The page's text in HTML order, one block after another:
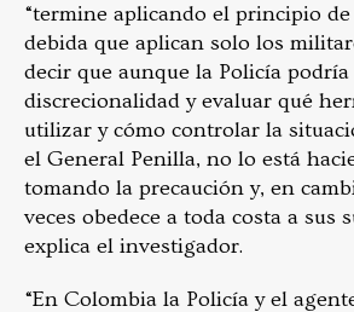
“termine aplicando el principio
debida que aplican solo los
decir que aunque la Policía
discrecionalidad y evaluar qué
utilizar y cómo controlar la
el General Penilla, no lo está
tomando la precaución y, en
veces obedece a toda costa a sus
explica el investigador.
“En Colombia la Policía y el